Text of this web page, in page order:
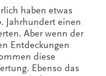
haben etwas
Jahrhundert einen
Aber wenn der
Entdeckungen
diese
Ebenso das